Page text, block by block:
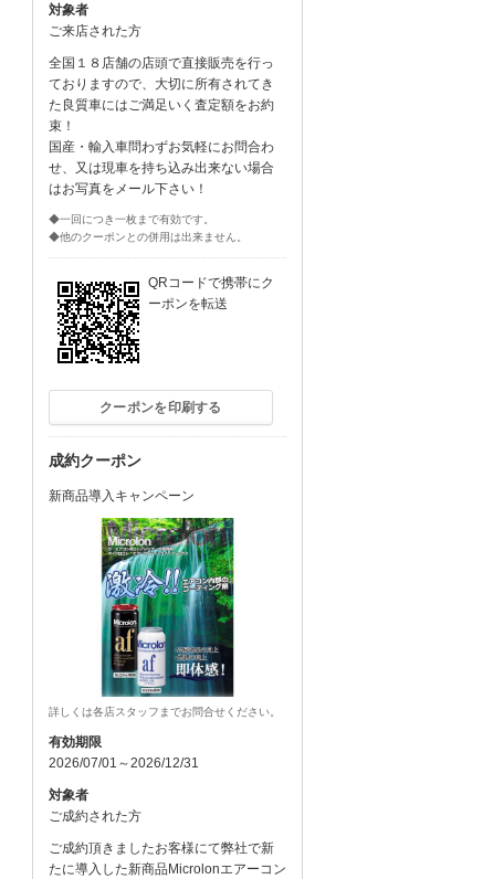
対象者
ご来店された方
全国１８店舗の店頭で直接販売を行っ
ておりますので、大切に所有されてき
た良質車にはご満足いく査定額をお約
束！
国産・輸入車問わずお気軽にお問合わ
せ、又は現車を持ち込み出来ない場合
はお写真をメール下さい！
◆一回につき一枚まで有効です。
◆他のクーポンとの併用は出来ません。
QRコードで携帯にク
ーポンを転送
クーポンを印刷する
成約クーポン
新商品導入キャンペーン
詳しくは各店スタッフまでお問合せください。
有効期限
2026/07/01～2026/12/31
対象者
ご成約された方
ご成約頂きましたお客様にて弊社で新
たに導入した新商品Microlonエアーコン